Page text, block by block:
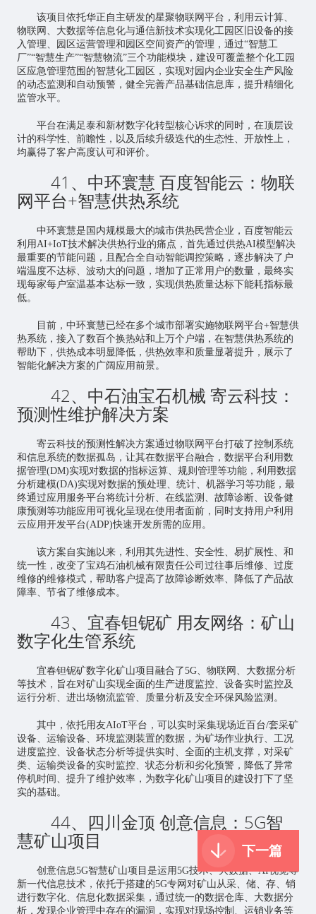
该项目依托华正自主研发的星聚物联网平台，利用云计算、
物联网、大数据等信息化与通信新技术实现化工园区旧设备的接
入管理、园区运营管理和园区空间资产的管理，通过“智慧工
厂”“智慧生产”“智慧物流”三个功能模块，建设可覆盖整个化工园
区应急管理范围的智慧化工园区，实现对园内企业安全生产风险
的动态监测和自动预警，健全完善产品基础信息库，提升精细化
监管水平。
平台在满足泰和新材数字化转型核心诉求的同时，在顶层设
计的科学性、前瞻性，以及后续升级迭代的生态性、开放性上，
均赢得了客户高度认可和评价。
41、中环寰慧 百度智能云：物联
网平台+智慧供热系统
中环寰慧是国内规模最大的城市供热民营企业，百度智能云
利用AI+IoT技术解决供热行业的痛点，首先通过供热AI模型解决
最重要的节能问题，且配合全自动智能调控策略，逐步解决了户
端温度不达标、波动大的问题，增加了正常用户的数量，最终实
现每家每户室温基本达标一致，实现供热质量达标下能耗指标最
低。
目前，中环寰慧已经在多个城市部署实施物联网平台+智慧供
热系统，接入了数百个换热站和上万个户端，在智慧供热系统的
帮助下，供热成本明显降低，供热效率和质量显著提升，展示了
智能化解决方案的广阔应用前景。
42、中石油宝石机械 寄云科技：
预测性维护解决方案
寄云科技的预测性解决方案通过物联网平台打破了控制系统
和信息系统的数据孤岛，让其在数据平台融合，数据平台利用数
据管理(DM)实现对数据的指标运算、规则管理等功能，利用数据
分析建模(DA)实现对数据的预处理、统计、机器学习等功能，最
终通过应用服务平台将统计分析、在线监测、故障诊断、设备健
康预测等功能应用可视化呈现在使用者面前，同时支持用户利用
云应用开发平台(ADP)快速开发所需的应用。
该方案自实施以来，利用其先进性、安全性、易扩展性、和
统一性，改变了宝鸡石油机械有限责任公司过往事后维修、过度
维修的维修模式，帮助客户提高了故障诊断效率、降低了产品故
障率、节省了维修成本。
43、宜春钽铌矿 用友网络：矿山
数字化生管系统
宜春钽铌矿数字化矿山项目融合了5G、物联网、大数据分析
等技术，旨在对矿山实现全面的生产进度监控、设备实时监控及
运行分析、进出场物流监管、质量分析及安全环保风险监测。
其中，依托用友AIoT平台，可以实时采集现场近百台/套采矿
设备、运输设备、环境监测装置的数据，为矿场作业执行、工况
进度监控、设备状态分析等提供实时、全面的主机支撑，对采矿
类、运输类设备的实时监控、状态分析和劣化预警，降低了异常
停机时间、提升了维护效率，为数字化矿山项目的建设打下了坚
实的基础。
44、四川金顶 创意信息：5G智
慧矿山项目
创意信息5G智慧矿山项目是运用5G技术、大数据、AI视觉等
新一代信息技术，依托于搭建的5G专网对矿山从采、储、存、销
进行数字化、信息化数据采集，通过统一的数据仓库、大数据分
析，发现企业管理中存在的漏洞，实现对现场控制、运销业务等
下一篇